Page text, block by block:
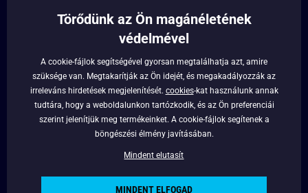
KAPCSOLAT
info@legyferfi.hu
FONTOS INFORMÁCIÓK
RÓLUNK
Törődünk az Ön magánéletének
védelmével
A cookie-fájlok segítségével gyorsan megtalálhatja azt, amire
szüksége van. Megtakarítják az Ön idejét, és megakadályozzák az
irreleváns hirdetések megjelenítését. cookies-kat használunk annak
tudtára, hogy a weboldalunkon tartózkodik, és az Ön preferenciái
szerint jelenítjük meg termékeinket. A cookie-fájlok segítenek a
böngészési élmény javításában.
Mindent elutasít
MINDENT ELFOGAD